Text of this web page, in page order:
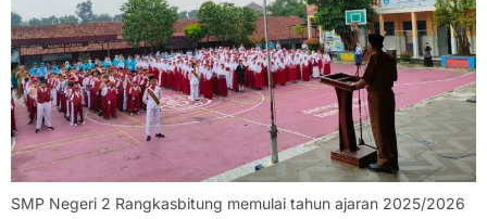
SMP Negeri 2 Rangkasbitung memulai tahun ajaran 2025/2026